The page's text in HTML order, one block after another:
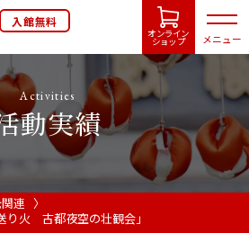
入館無料
オンライン
ショップ メニュー
ー
Activities
動実績
連
字送り火 古都夜空の壮観会」